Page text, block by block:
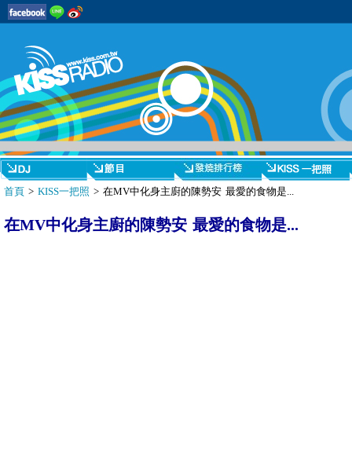
首頁 > KISS一把照 > 在MV中化身主廚的陳勢安 最愛的食物是...
在MV中化身主廚的陳勢安 最愛的食物是...